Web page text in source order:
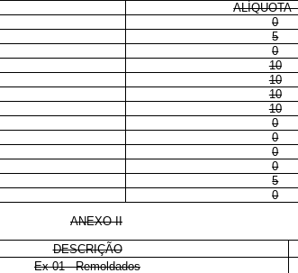
ALÍQUOTA
0
5
0
10
10
10
10
0
0
0
0
5
0
ANEXO II
DESCRIÇÃO
Ex 01 - Remoldados